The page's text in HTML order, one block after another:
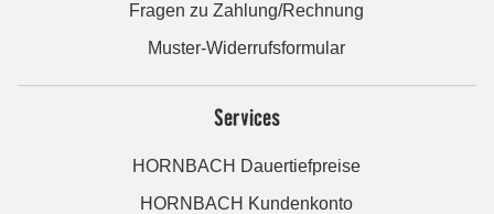
Fragen zu Zahlung/Rechnung
Muster-Widerrufsformular
Services
HORNBACH Dauertiefpreise
HORNBACH Kundenkonto